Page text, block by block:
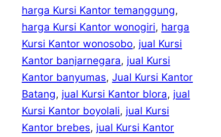
harga Kursi Kantor temanggung
harga Kursi Kantor wonogiri, harga
Kursi Kantor wonosobo, jual Kursi
Kantor banjarnegara, jual Kursi
Kantor banyumas, Jual Kursi Kantor
Batang, jual Kursi Kantor blora, jual
Kursi Kantor boyolali, jual Kursi
Kantor brebes, jual Kursi Kantor